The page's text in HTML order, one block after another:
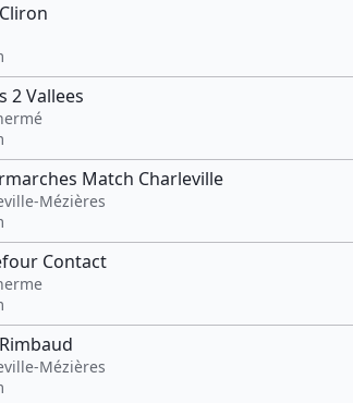
2 Vallees
Match Charleville
Mézières
Contact
Mézières